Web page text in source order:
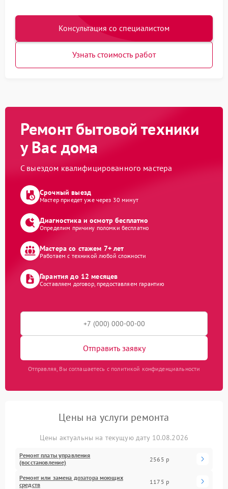
Консультация со специалистом
Узнать стоимость работ
Ремонт бытовой техники
у Вас дома
С выездом квалифицированного мастера
Срочный выезд
Мастер приедет уже через 30 минут
Диагностика и осмотр бесплатно
Определим причину поломки бесплатно
Мастера со стажем 7+ лет
Работаем с техникой любой сложности
Гарантия до 12 месяцев
Составляем договор, предоставляем гарантию
Отправить заявку
Отправляя, Вы соглашаетесь с политикой конфиденциальности
Цены на услуги ремонта
Цены актуальны на текущую дату 10.08.2026
Ремонт платы управления
(восстановление)
2565 р
Ремонт или замена дозатора моющих
средств
1175 р